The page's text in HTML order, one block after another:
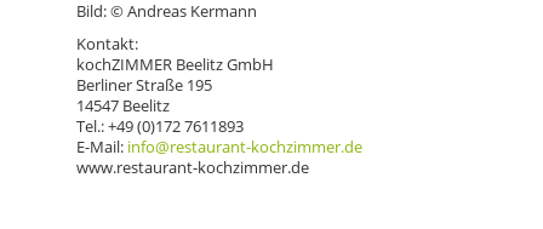
Bild: © Andreas Kermann
Kontakt:
kochZIMMER Beelitz GmbH
Berliner Straße 195
14547 Beelitz
Tel.: +49 (0)172 7611893
E-Mail: info@restaurant-kochzimmer.de
www.restaurant-kochzimmer.de